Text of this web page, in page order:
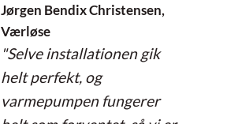
Jørgen Bendix Christensen,
Værløse
"Selve installationen gik
helt perfekt, og
varmepumpen fungerer